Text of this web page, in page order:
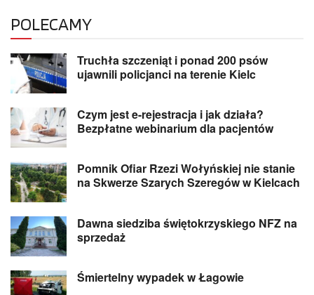
POLECAMY
Truchła szczeniąt i ponad 200 psów
ujawnili policjanci na terenie Kielc
Czym jest e-rejestracja i jak działa?
Bezpłatne webinarium dla pacjentów
Pomnik Ofiar Rzezi Wołyńskiej nie stanie
na Skwerze Szarych Szeregów w Kielcach
Dawna siedziba świętokrzyskiego NFZ na
sprzedaż
Śmiertelny wypadek w Łagowie